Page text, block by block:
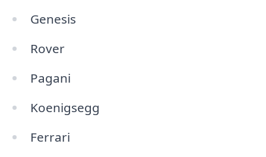
Genesis
Rover
Pagani
Koenigsegg
Ferrari